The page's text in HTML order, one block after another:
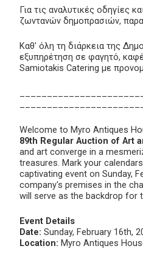
Για τις αναλυτικές οδηγίες
ζωντανών δημοπρασιών,
Καθ' όλη τη διάρκεια της
εξυπηρέτηση σε φαγητό,
Samiotakis Catering με
Welcome to Myro Antiques
89th Regular Auction of Art
and art converge in a
treasures. Mark your
captivating event on Sunday,
company's premises in the
will serve as the backdrop for
Event Details
Date: Sunday, February 16th,
Location: Myro Antiques